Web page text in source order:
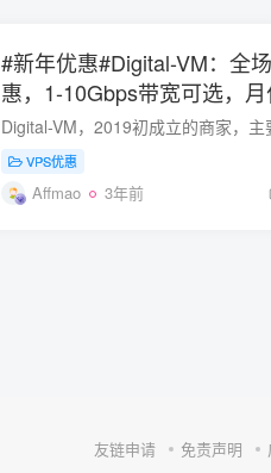
#新年优惠#Digital-VM：全
惠，1-10Gbps带宽可选，
选日本/新加坡/美国/欧洲等
VPS优惠
Affmao 3年前
友链申请 免责声明